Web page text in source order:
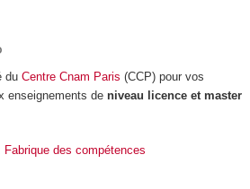
du Centre Cnam Paris (CCP) pour vos
enseignements de niveau licence et master
Fabrique des compétences